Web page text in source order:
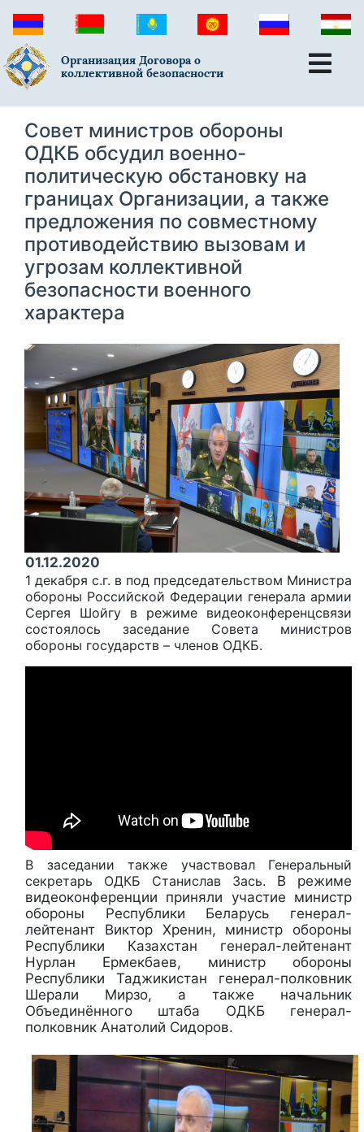
Организация Договора о
коллективной безопасности
Совет министров обороны
ОДКБ обсудил военно-
политическую обстановку на
границах Организации, а также
предложения по совместному
противодействию вызовам и
угрозам коллективной
безопасности военного
характера
01.12.2020
1 декабря с.г. в под председательством Министра
обороны Российской Федерации генерала армии
Сергея Шойгу в режиме видеоконференцсвязи
состоялось заседание Совета министров
обороны государств – членов ОДКБ.
В заседании также участвовал Генеральный
секретарь ОДКБ Станислав Зась. В режиме
видеоконференции приняли участие министр
обороны Республики Беларусь генерал-
лейтенант Виктор Хренин, министр обороны
Республики Казахстан генерал-лейтенант
Нурлан Ермекбаев, министр обороны
Республики Таджикистан генерал-полковник
Шерали Мирзо, а также начальник
Объединённого штаба ОДКБ генерал-
полковник Анатолий Сидоров.